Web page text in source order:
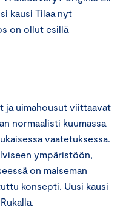
kausi Tilaa nyt
on ollut esillä
ja uimahousut viittaavat
normaalisti kuumassa
vaatetuksessa.
ympäristöön,
on maiseman
konsepti. Uusi kausi